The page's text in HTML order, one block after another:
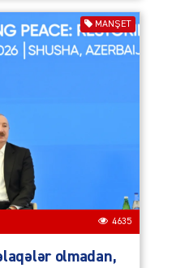
MANŞET
4635
olmadan,